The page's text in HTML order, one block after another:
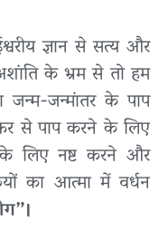
ज्ञान से सत्य और
के भ्रम से तो हम
जन्मांतर के पाप
से पाप करने के लिए
के लिए नष्ट करने और
का आत्मा में वर्धन